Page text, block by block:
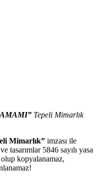
Tepeli Mimarlık
Mimarlık” imzası ile
tasarımlar 5846 sayılı yasa
kopyalanamaz,